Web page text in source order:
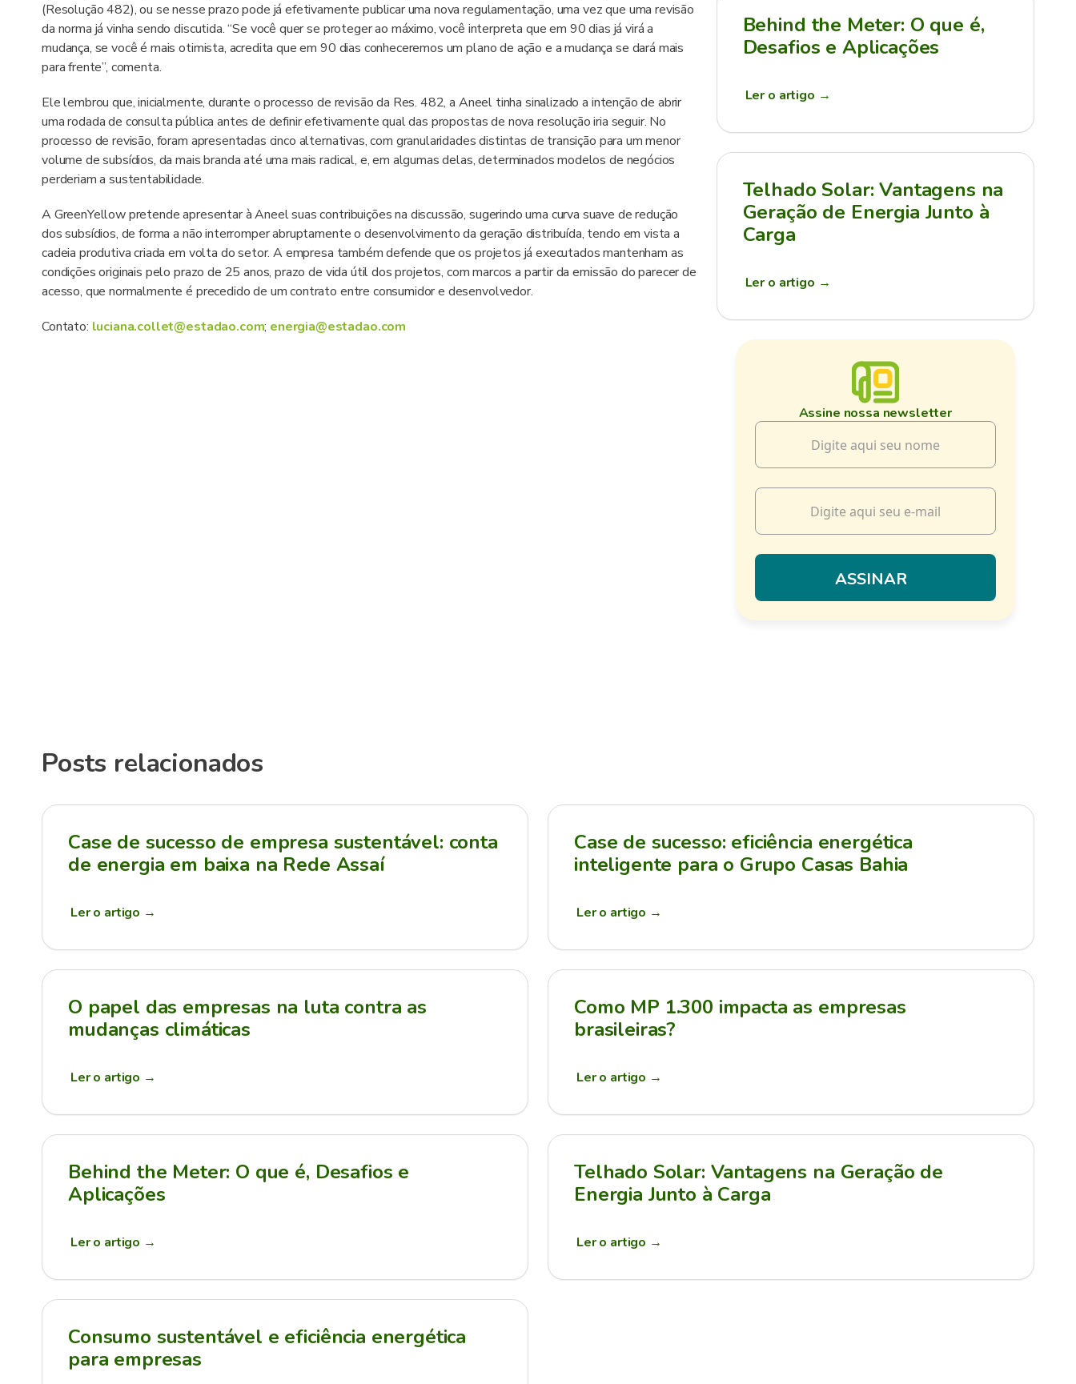
(Resolução 482), ou se nesse prazo pode já efetivamente publicar uma nova regulamentação, uma vez que uma revisão
da norma já vinha sendo discutida. “Se você quer se proteger ao máximo, você interpreta que em 90 dias já virá a
mudança, se você é mais otimista, acredita que em 90 dias conheceremos um plano de ação e a mudança se dará mais
para frente”, comenta.
Ele lembrou que, inicialmente, durante o processo de revisão da Res. 482, a Aneel tinha sinalizado a intenção de abrir
uma rodada de consulta pública antes de definir efetivamente qual das propostas de nova resolução iria seguir. No
processo de revisão, foram apresentadas cinco alternativas, com granularidades distintas de transição para um menor
volume de subsídios, da mais branda até uma mais radical, e, em algumas delas, determinados modelos de negócios
perderiam a sustentabilidade.
A GreenYellow pretende apresentar à Aneel suas contribuições na discussão, sugerindo uma curva suave de redução
dos subsídios, de forma a não interromper abruptamente o desenvolvimento da geração distribuída, tendo em vista a
cadeia produtiva criada em volta do setor. A empresa também defende que os projetos já executados mantenham as
condições originais pelo prazo de 25 anos, prazo de vida útil dos projetos, com marcos a partir da emissão do parecer de
acesso, que normalmente é precedido de um contrato entre consumidor e desenvolvedor.
Contato: luciana.collet@estadao.com; energia@estadao.com
Behind the Meter: O que é,
Desafios e Aplicações
Ler o artigo →
Telhado Solar: Vantagens na
Geração de Energia Junto à
Carga
Ler o artigo →
Assine nossa newsletter
Posts relacionados
Case de sucesso de empresa sustentável: conta
de energia em baixa na Rede Assaí
Ler o artigo →
Case de sucesso: eficiência energética
inteligente para o Grupo Casas Bahia
Ler o artigo →
O papel das empresas na luta contra as
mudanças climáticas
Ler o artigo →
Como MP 1.300 impacta as empresas
brasileiras?
Ler o artigo →
Behind the Meter: O que é, Desafios e
Aplicações
Ler o artigo →
Telhado Solar: Vantagens na Geração de
Energia Junto à Carga
Ler o artigo →
Consumo sustentável e eficiência energética
para empresas